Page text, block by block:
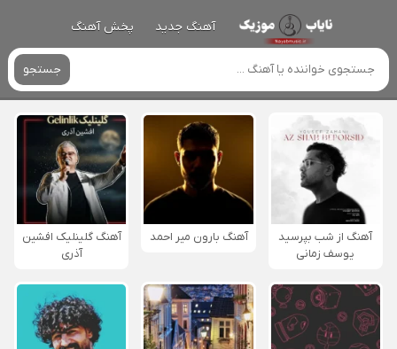
آهنگ جدید پخش آهنگ
جستجو
آهنگ از شب بپرسید
یوسف زمانی
آهنگ بارون میر احمد
آهنگ گلینلیک افشین
آذری